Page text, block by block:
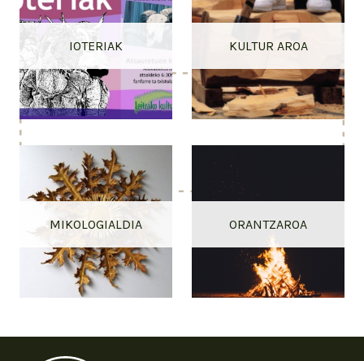
IOTERIAK KULTUR AROA
MIKOLOGIALDIA ORANTZAROA